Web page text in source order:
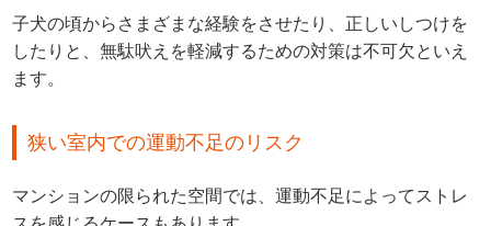
子犬の頃からさまざまな経験をさせたり、正しいしつけを
したりと、無駄吠えを軽減するための対策は不可欠といえ
ます。
狭い室内での運動不足のリスク
マンションの限られた空間では、運動不足によってストレ